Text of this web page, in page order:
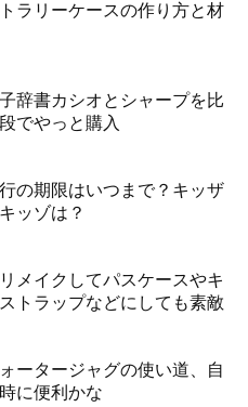
ラリーケースの作り方と材
辞書カシオとシャープを比
でやっと購入
の期限はいつまで？キッザ
ッゾは？
メイクしてパスケースやキ
トラップなどにしても素敵
ータージャグの使い道、自
に便利かな